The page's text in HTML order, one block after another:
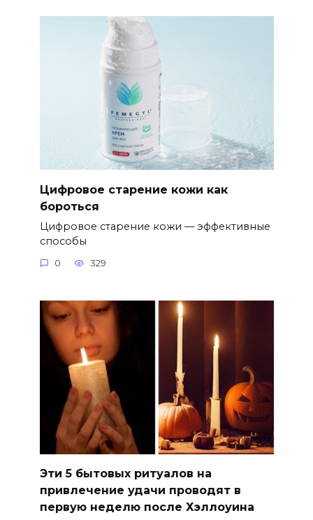
Цифровое старение кожи как
бороться
Цифровое старение кожи — эффективные
способы
0 329
Эти 5 бытовых ритуалов на
привлечение удачи проводят в
первую неделю после Хэллоуина